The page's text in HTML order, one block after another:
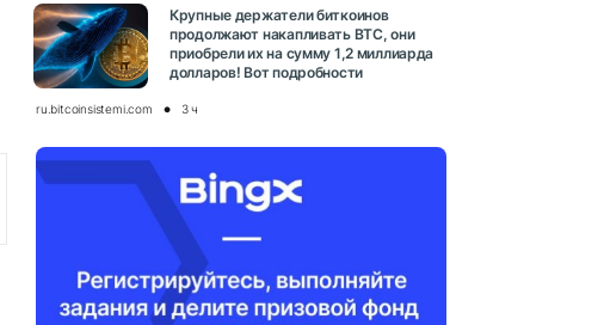
Крупные держатели биткоинов
продолжают накапливать BTC, они
приобрели их на сумму 1,2 миллиарда
долларов! Вот подробности
ru.bitcoinsistemi.com 3 ч